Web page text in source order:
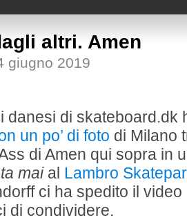
altri. Amen
giugno 2019
danesi di skateboard.dk
un po’ di foto di Milano
di Amen qui sopra in
maial Lambro
ci ha spedito il
di condividere.